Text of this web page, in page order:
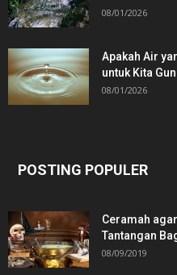
08/01/2026
Apakah Air
untuk Kita
08/01/2026
POSTING POPULER
Ceramah
Tantangan
08/09/2019